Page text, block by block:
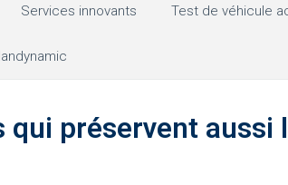
Services innovants Test de véhicule
préservent aussi